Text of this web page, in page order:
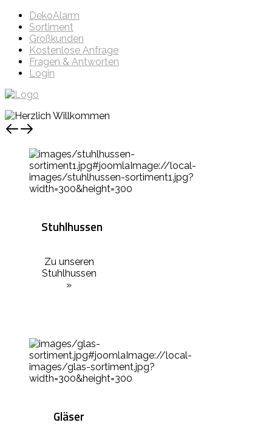
DekoAlarm
Sortiment
Großkunden
Kostenlose Anfrage
Fragen & Antworten
Login
Stuhlhussen
Zu unseren
Stuhlhussen
»
Gläser